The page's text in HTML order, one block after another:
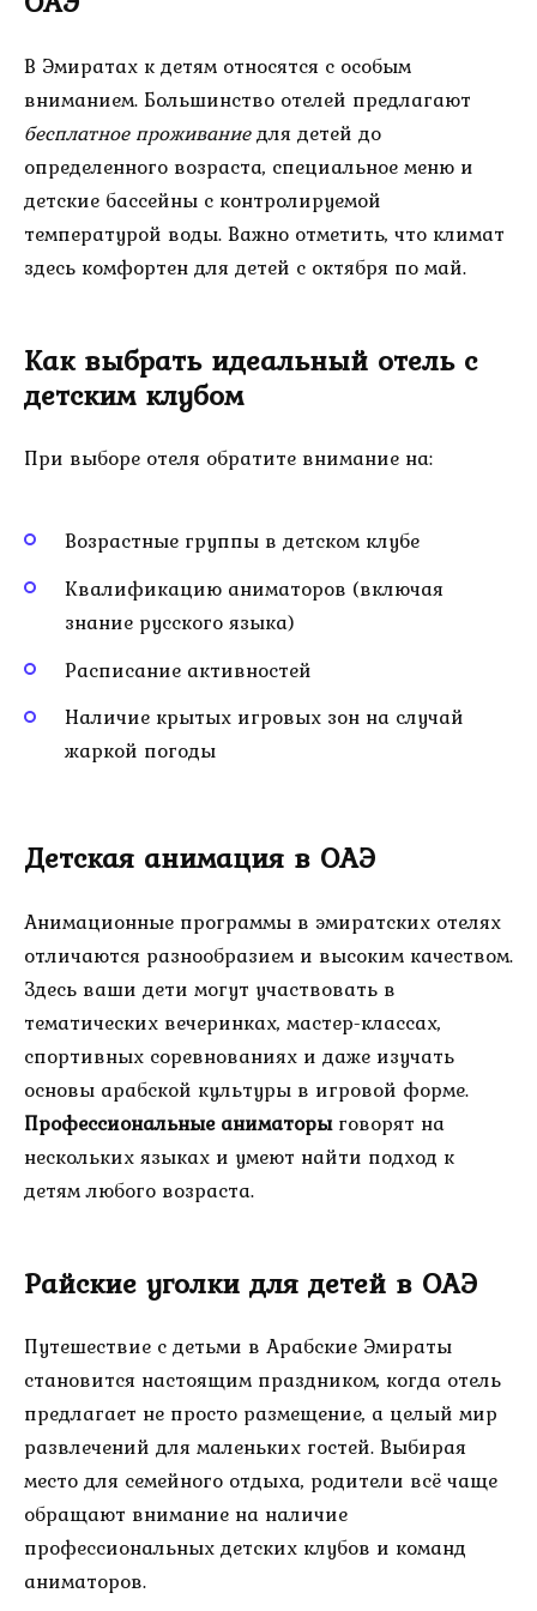
В Эмиратах к детям относятся с особым
вниманием. Большинство отелей предлагают
бесплатное проживаниедля детей до
определенного возраста, специальное меню и
детские бассейны с контролируемой
температурой воды. Важно отметить, что климат
здесь комфортен для детей с октября по май.
Как выбрать идеальный отель с
детским клубом
При выборе отеля обратите внимание на:
Возрастные группы в детском клубе
Квалификацию аниматоров (включая
знание русского языка)
Расписание активностей
Наличие крытых игровых зон на случай
жаркой погоды
Детская анимация в ОАЭ
Анимационные программы в эмиратских отелях
отличаются разнообразием и высоким качеством.
Здесь ваши дети могут участвовать в
тематических вечеринках, мастер-классах,
спортивных соревнованиях и даже изучать
основы арабской культуры в игровой форме.
Профессиональные аниматорыговорят на
нескольких языках и умеют найти подход к
детям любого возраста.
Райские уголки для детей в ОАЭ
Путешествие с детьми в Арабские Эмираты
становится настоящим праздником, когда отель
предлагает не просто размещение, а целый мир
развлечений для маленьких гостей. Выбирая
место для семейного отдыха, родители всё чаще
обращают внимание на наличие
профессиональных детских клубов и команд
аниматоров.